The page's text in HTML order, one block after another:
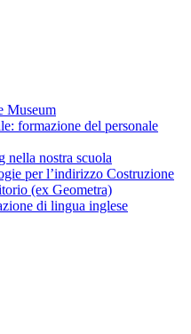
Museum
formazione del personale
nella nostra scuola
per l’indirizzo Costruzione
(ex Geometra)
di lingua inglese